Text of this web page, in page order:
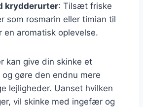
krydderurter: Tilsæt friske
som rosmarin eller timian til
en aromatisk oplevelse.
kan give din skinke et
gøre den endnu mere
lejligheder. Uanset hvilken
vil skinke med ingefær og